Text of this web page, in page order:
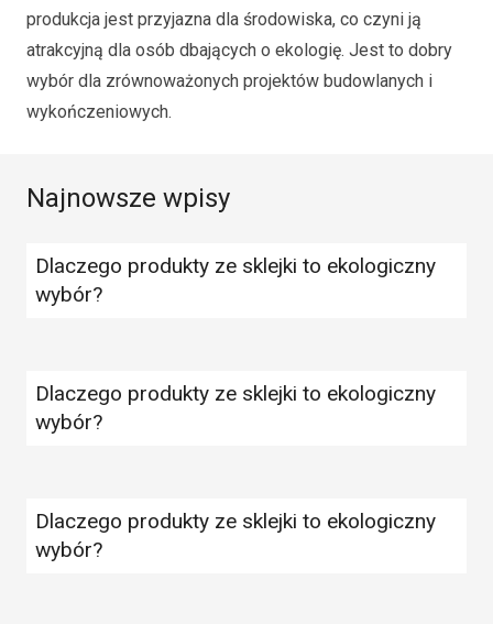
produkcja jest przyjazna dla środowiska, co czyni ją
atrakcyjną dla osób dbających o ekologię. Jest to dobry
wybór dla zrównoważonych projektów budowlanych i
wykończeniowych.
Najnowsze wpisy
Dlaczego produkty ze sklejki to ekologiczny
wybór?
Dlaczego produkty ze sklejki to ekologiczny
wybór?
Dlaczego produkty ze sklejki to ekologiczny
wybór?